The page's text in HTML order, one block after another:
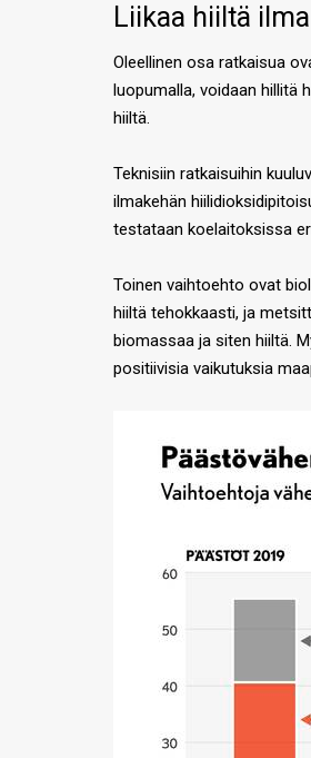
Liikaa hiiltä
Oleellinen osa ratkaisua
luopumalla, voidaan hillitä
hiiltä.
Teknisiin ratkaisuihin
ilmakehän
testataan koelaitoksissa
Toinen vaihtoehto ovat
hiiltä tehokkaasti, ja
biomassaa ja siten hiiltä.
positiivisia vaikutuksia